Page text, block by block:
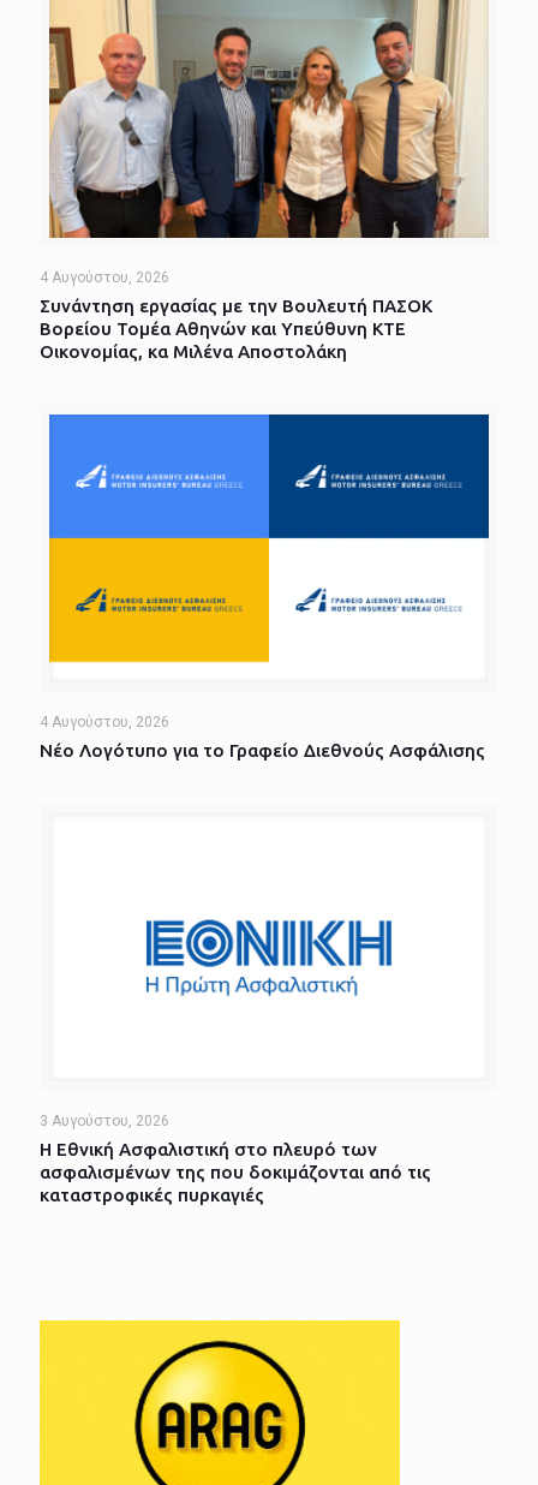
4 Αυγούστου, 2026
Συνάντηση εργασίας με την Βουλευτή ΠΑΣΟΚ
Βορείου Τομέα Αθηνών και Υπεύθυνη ΚΤΕ
Οικονομίας, κα Μιλένα Αποστολάκη
4 Αυγούστου, 2026
Νέο Λογότυπο για το Γραφείο Διεθνούς Ασφάλισης
3 Αυγούστου, 2026
Η Εθνική Ασφαλιστική στο πλευρό των
ασφαλισμένων της που δοκιμάζονται από τις
καταστροφικές πυρκαγιές